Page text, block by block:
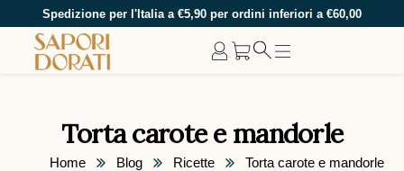
Spedizione per l'Italia a €5,90 per ordini inferiori a €60,00
Torta carote e mandorle
Home Blog Ricette Torta carote e mandorle